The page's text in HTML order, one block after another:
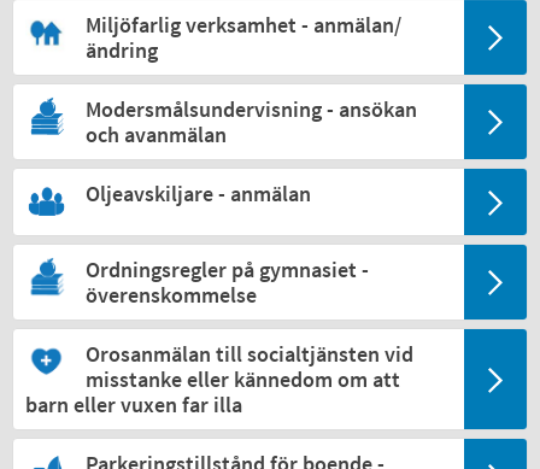
Miljöfarlig verksamhet - anmälan/
ändring
Modersmålsundervisning - ansökan
och avanmälan
Oljeavskiljare - anmälan
Ordningsregler på gymnasiet -
överenskommelse
Orosanmälan till socialtjänsten vid
misstanke eller kännedom om att
barn eller vuxen far illa